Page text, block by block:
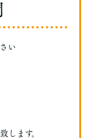
い
します。